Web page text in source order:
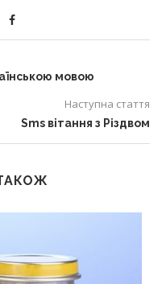
мовою
Наступна стаття
Sms вітання з Різдвом